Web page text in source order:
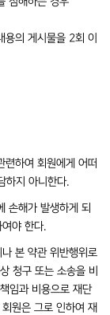
의 게시물을 2회 이
련하여 회원에게 어떠
하지 아니한다.
손해가 발생하게 되
야 한다.
본 약관 위반행위로
청구 또는 소송을 비
임과 비용으로 재단
원은 그로 인하여 재